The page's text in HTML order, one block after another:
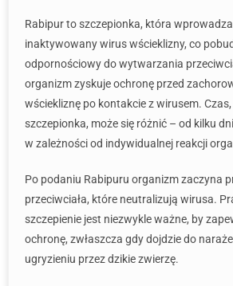
Rabipur to szczepionka, która
inaktywowany wirus wścieklizny, co
odpornościowy do wytwarzania
organizm zyskuje ochronę przed
wściekliznę po kontakcie z wirusem. Czas,
szczepionka, może się różnić – od kilku
w zależności od indywidualnej reakcji
Po podaniu Rabipuru organizm zaczyna
przeciwciała, które neutralizują wirusa.
szczepienie jest niezwykle ważne, by
ochronę, zwłaszcza gdy dojdzie do
ugryzieniu przez dzikie zwierzę.